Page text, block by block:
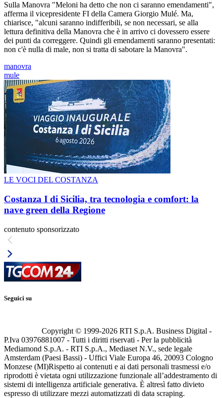
Sulla Manovra "Meloni ha detto che non ci saranno emendamenti",
afferma il vicepresidente FI della Camera Giorgio Mulé. Ma,
chiarisce, "alcuni saranno indifferibili, se non necessari, se alla
lettura definitiva della Manovra che è in arrivo ci dovessero essere
dei punti da correggere. Quindi gli emendamenti saranno presentati:
non c'è nulla di male, non si tratta di sabotare la Manovra".
manovra
mule
LE VOCI DEL COSTANZA
Costanza I di Sicilia, tra tecnologia e comfort: la
nave green della Regione
contenuto sponsorizzato
Seguici su
Copyright © 1999-2026 RTI S.p.A. Business Digital -
P.Iva 03976881007 - Tutti i diritti riservati - Per la pubblicità
Mediamond S.p.A. - RTI S.p.A., Mediaset N.V., sede legale
Amsterdam (Paesi Bassi) - Uffici Viale Europa 46, 20093 Cologno
Monzese (MI)Rispetto ai contenuti e ai dati personali trasmessi e/o
riprodotti è vietata ogni utilizzazione funzionale all’addestramento di
sistemi di intelligenza artificiale generativa. È altresì fatto divieto
espresso di utilizzare mezzi automatizzati di data scraping.